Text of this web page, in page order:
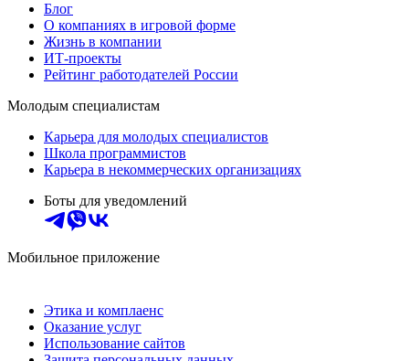
Блог
О компаниях в игровой форме
Жизнь в компании
ИТ-проекты
Рейтинг работодателей России
Молодым специалистам
Карьера для молодых специалистов
Школа программистов
Карьера в некоммерческих организациях
Боты для уведомлений
Мобильное приложение
Этика и комплаенс
Оказание услуг
Использование сайтов